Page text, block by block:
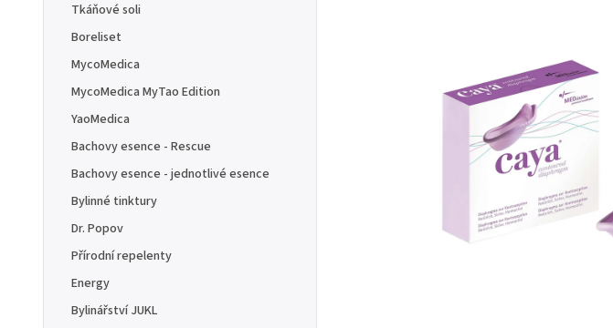
Tkáňové soli
Boreliset
MycoMedica
MycoMedica MyTao Edition
YaoMedica
Bachovy esence - Rescue
Bachovy esence - jednotlivé esence
Bylinné tinktury
Dr. Popov
Přírodní repelenty
Energy
Bylinářství JUKL